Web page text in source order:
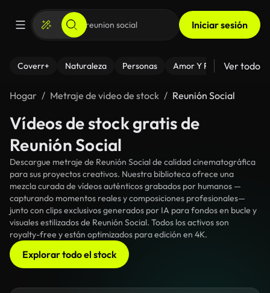
Iniciar sesión
Coverr+ Naturaleza Personas Amor Y Relaciones
Ver todo
Hogar Metraje de video de stock Reunión Social
Vídeos de stock gratis de
Reunión Social
Descargue metraje de Reunión Social de calidad cinematográfica
para sus proyectos creativos. Nuestra biblioteca ofrece una
mezcla curada de vídeos auténticos grabados por humanos —
capturando momentos reales y composiciones profesionales—
junto con clips exclusivos generados por IA para fondos en bucle y
visuales estilizados de Reunión Social. Todos los activos son
royalty-free y están optimizados para edición en 4K.
Explorar todo el stock